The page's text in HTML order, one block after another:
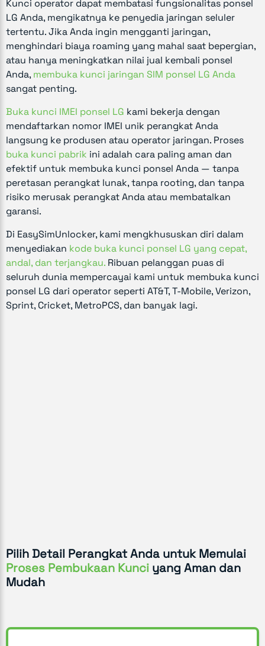
Kunci operator dapat membatasi fungsionalitas ponsel
LG Anda, mengikatnya ke penyedia jaringan seluler
tertentu. Jika Anda ingin mengganti jaringan,
menghindari biaya roaming yang mahal saat bepergian,
atau hanya meningkatkan nilai jual kembali ponsel
Anda, membuka kunci jaringan SIM ponsel LG Anda
sangat penting.
Buka kunci IMEI ponsel LG kami bekerja dengan
mendaftarkan nomor IMEI unik perangkat Anda
langsung ke produsen atau operator jaringan. Proses
buka kunci pabrik ini adalah cara paling aman dan
efektif untuk membuka kunci ponsel Anda — tanpa
peretasan perangkat lunak, tanpa rooting, dan tanpa
risiko merusak perangkat Anda atau membatalkan
garansi.
Di EasySimUnlocker, kami mengkhususkan diri dalam
menyediakan kode buka kunci ponsel LG yang cepat,
andal, dan terjangkau. Ribuan pelanggan puas di
seluruh dunia mempercayai kami untuk membuka kunci
ponsel LG dari operator seperti AT&T, T-Mobile, Verizon,
Sprint, Cricket, MetroPCS, dan banyak lagi.
Pilih Detail Perangkat Anda untuk Memulai
Proses Pembukaan Kunci yang Aman dan
Mudah